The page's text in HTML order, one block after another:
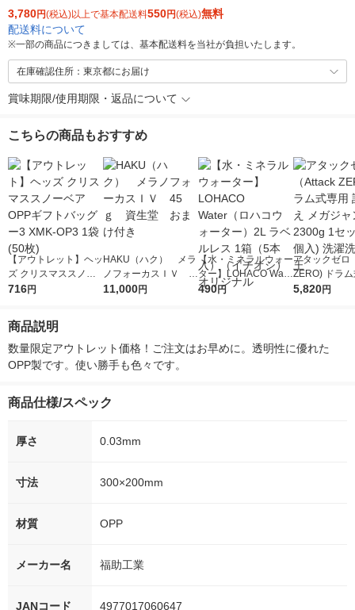
3,780円(税込)以上で基本配送料550円(税込)無料
配送料について
※一部の商品につきましては、基本配送料を当社が負担いたします。
在庫確認住所：東京都にお届け
賞味期限/使用期限・返品について
こちらの商品もおすすめ
【アウトレット】ヘッ
ズ クリスマススノー
ベアOPPギフトバッ
716円
HAKU（ハク） メラ
ノフォーカスＩＶ 4
5ｇ 資生堂 おまけ
11,000円
【水・ミネラルウォー
ター】LOHACO Wate
r（ロハコウォータ
490円
アタックゼロ
ZERO) ドラ
詰め替え メガ
5,820円
商品説明
数量限定アウトレット価格！ご注文はお早めに。透明性に優れた
OPP製です。使い勝手も色々です。
商品仕様/スペック
厚さ 0.03mm
寸法 300×200mm
材質 OPP
メーカー名 福助工業
JANコード 4977017060647